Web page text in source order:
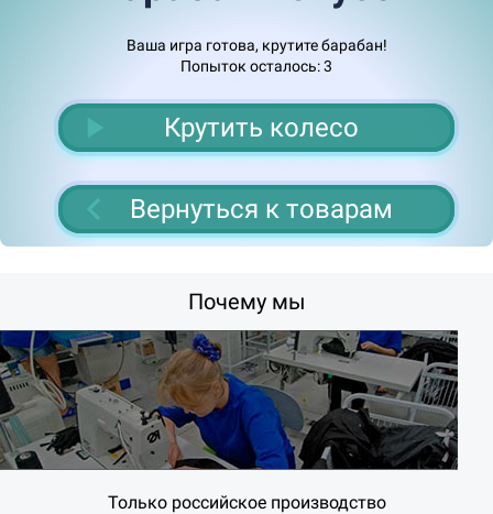
Скидка 5%
Подарок
Ваша игра готова, крутите барабан!
Попыток осталось:3
Крутить колесо
Вернуться к товарам
Почему мы
Только российское производство